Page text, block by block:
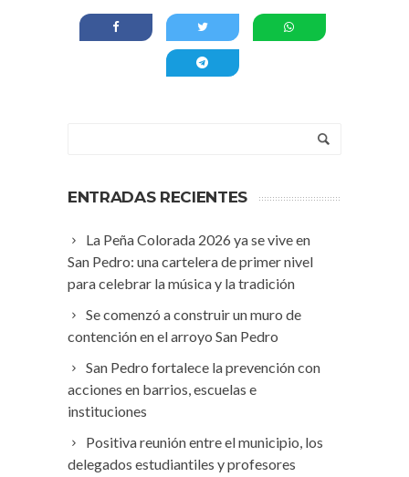
ENTRADAS RECIENTES
La Peña Colorada 2026 ya se vive en
San Pedro: una cartelera de primer nivel
para celebrar la música y la tradición
Se comenzó a construir un muro de
contención en el arroyo San Pedro
San Pedro fortalece la prevención con
acciones en barrios, escuelas e
instituciones
Positiva reunión entre el municipio, los
delegados estudiantiles y profesores